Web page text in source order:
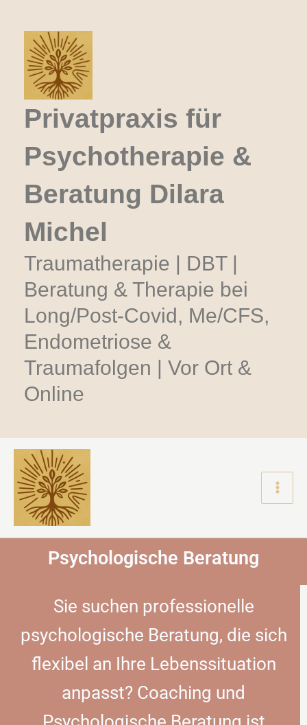
Privatpraxis für
Psychotherapie &
Beratung Dilara
Michel
Traumatherapie | DBT |
Beratung & Therapie bei
Long/Post-Covid, Me/CFS,
Endometriose &
Traumafolgen | Vor Ort &
Online
Inhalt
springen
Psychologische Beratung
Sie suchen professionelle
psychologische Beratung, die sich
flexibel an Ihre Lebenssituation
anpasst? Coaching und